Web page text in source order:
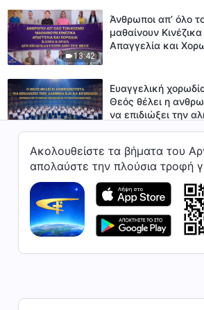
δοξολογίας 2026
13:42
Άνθρωποι απ’ όλο
μαθαίνουν Κινέζικα |
Απαγγελία και
Ευαγγελική
Θεός θέλει η
να επιδιώξει την
5:48
Ευαγγελική
μπορούμε να
να τραγουδάμε
αγάπης για τον
Ευαγγελική
Χριστός των
ημερών είναι η
Ακολουθείστε τα βήματα του
απολαύστε την πλούσια τροφή